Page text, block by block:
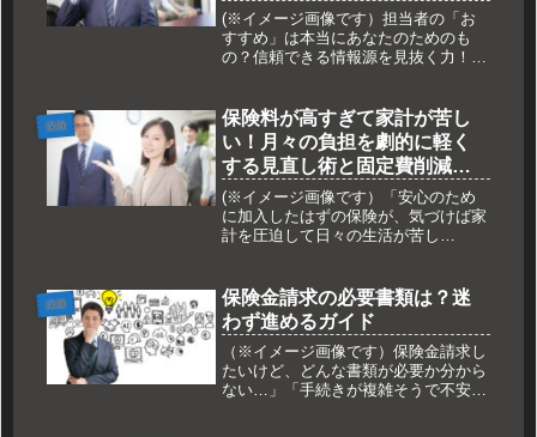
極チェックリストと専門知識
ガイド✨
(※イメージ画像です）担当者の「お
すすめ」は本当にあなたのためのも
の？信頼できる情報源を見抜く力！
ンなのか確信が持てない…」「インタ
ーネットの情報が多すぎて、何が中立
的な意...
保険
保険料が高すぎて家計が苦し
い！月々の負担を劇的に軽く
する見直し術と固定費削減の
秘訣
(※イメージ画像です）「安心のため
に加入したはずの保険が、気づけば家
計を圧迫して日々の生活が苦し
食費に次ぐ大きな固定費となっていま
すが、実は「なんとなく不安だから」
という理...
保険
保険金請求の必要書類は？迷
わず進めるガイド
（※イメージ画像です）保険金請求し
たいけど、どんな書類が必要か分から
ない…」「手続きが複雑そうで不安」